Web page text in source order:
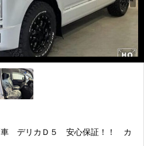
車 デリカＤ５ 安心保証！！ カ